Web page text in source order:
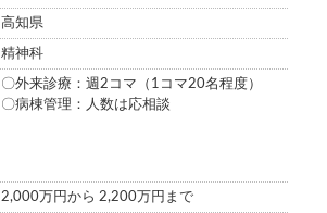
高知県
精神科
〇外来診療：週2コマ（1コマ20名程度）
〇病棟管理：人数は応相談
2,000万円から 2,200万円まで